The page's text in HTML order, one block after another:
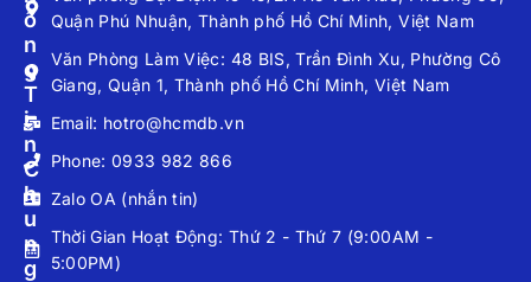
Ô
N
G
T
I
N
C
H
U
N
G
Quận Phú Nhuận, Thành phố Hồ Chí Minh, Việt Nam
Văn Phòng Làm Việc: 48 BIS, Trần Đình Xu, Phường Cô
Giang, Quận 1, Thành phố Hồ Chí Minh, Việt Nam
Email: hotro@hcmdb.vn
Phone: 0933 982 866
Zalo OA (nhắn tin)
Thời Gian Hoạt Động: Thứ 2 - Thứ 7 (9:00AM -
5:00PM)